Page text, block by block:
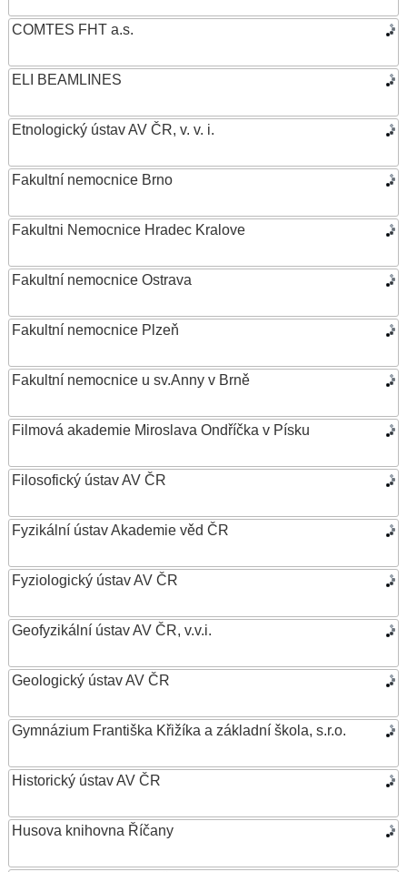
COMTES FHT a.s.
ELI BEAMLINES
Etnologický ústav AV ČR, v. v. i.
Fakultní nemocnice Brno
Fakultni Nemocnice Hradec Kralove
Fakultní nemocnice Ostrava
Fakultní nemocnice Plzeň
Fakultní nemocnice u sv.Anny v Brně
Filmová akademie Miroslava Ondříčka v Písku
Filosofický ústav AV ČR
Fyzikální ústav Akademie věd ČR
Fyziologický ústav AV ČR
Geofyzikální ústav AV ČR, v.v.i.
Geologický ústav AV ČR
Gymnázium Františka Křižíka a základní škola, s.r.o.
Historický ústav AV ČR
Husova knihovna Říčany